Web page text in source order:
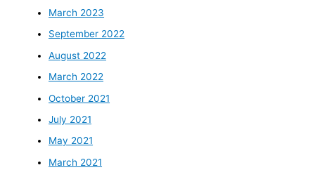
March 2023
September 2022
August 2022
March 2022
October 2021
July 2021
May 2021
March 2021